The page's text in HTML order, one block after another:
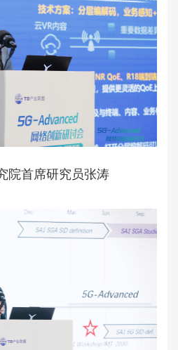
院首席研究员张涛